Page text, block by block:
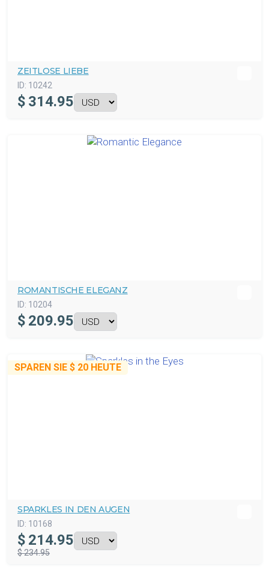
ZEITLOSE LIEBE
ID: 10242
$ 314.95
ROMANTISCHE ELEGANZ
ID: 10204
$ 209.95
SPAREN SIE $ 20 HEUTE
SPARKLES IN DEN AUGEN
ID: 10168
$ 214.95
$ 234.95